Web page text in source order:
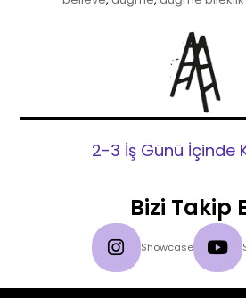
2-3 İş Günü İçinde
Bizi Takip
Showcase